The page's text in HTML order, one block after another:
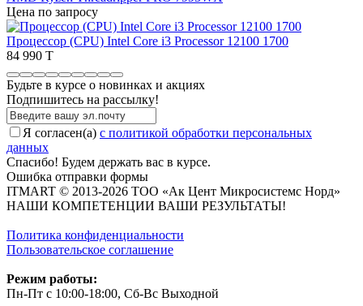
Цена по запросу
Процессор (CPU) Intel Core i3 Processor 12100 1700
84 990 T
Будьте в курсе о новинках и акциях
Подпишитесь на рассылкy!
Я согласен(a) с политикой обработки персональных
данных
Спасибо! Будем держать вас в курсе.
Ошибка отправки формы
ITMART © 2013-2026 ТОО «Ак Цент Микросистемс Норд»
НАШИ КОМПЕТЕНЦИИ ВАШИ РЕЗУЛЬТАТЫ!
Политика конфиденциальности
Пользовательское соглашение
Режим работы:
Пн-Пт с 10:00-18:00, Сб-Вс Выходной